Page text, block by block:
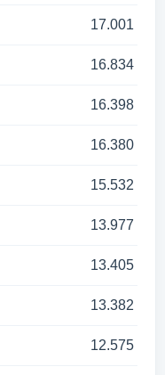
17.001
16.834
16.398
16.380
15.532
13.977
13.405
13.382
12.575